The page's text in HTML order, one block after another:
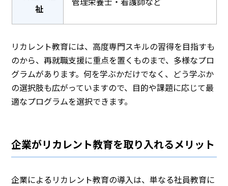
祉
リカレント教育には、高度専門スキルの習得を目指すも
のから、再就職支援に重点を置くものまで、多様なプロ
グラムがあります。何を学ぶかだけでなく、どう学ぶか
の選択肢も広がっていますので、目的や課題に応じて最
適なプログラムを選択できます。
企業がリカレント教育を取り入れるメリット
企業によるリカレント教育の導入は、単なる社員教育に